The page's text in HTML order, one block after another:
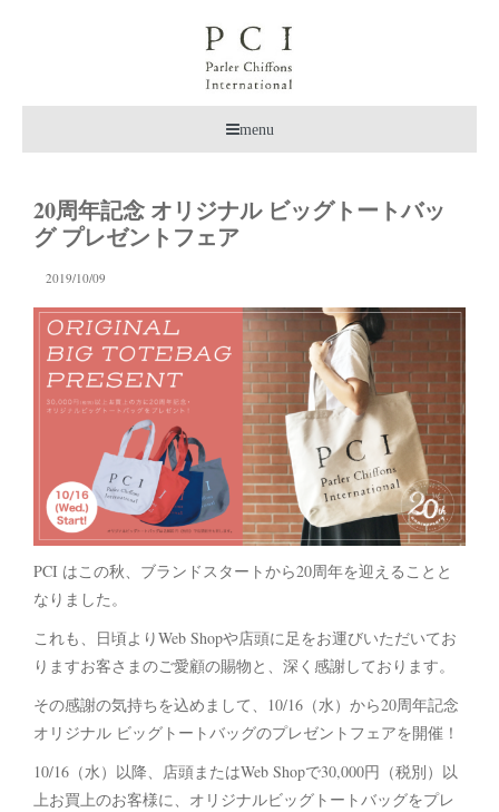
menu
20周年記念 オリジナル ビッグトートバッ
グ プレゼントフェア
2019/10/09
PCI はこの秋、ブランドスタートから20周年を迎えることと
なりました。
これも、日頃よりWeb Shopや店頭に足をお運びいただいてお
りますお客さまのご愛顧の賜物と、深く感謝しております。
その感謝の気持ちを込めまして、10/16（水）から20周年記念
オリジナル ビッグトートバッグのプレゼントフェアを開催！
10/16（水）以降、店頭またはWeb Shopで30,000円（税別）以
上お買上のお客様に、オリジナルビッグトートバッグをプレ